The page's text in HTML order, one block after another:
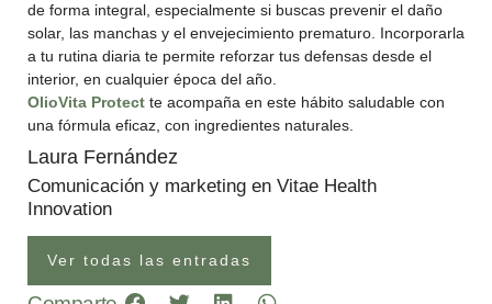
de forma integral, especialmente si buscas prevenir el daño
solar, las manchas y el envejecimiento prematuro. Incorporarla
a tu rutina diaria te permite reforzar tus defensas desde el
interior, en cualquier época del año.
OlioVita Protect te acompaña en este hábito saludable con
una fórmula eficaz, con ingredientes naturales.
Laura Fernández
Comunicación y marketing en Vitae Health
Innovation
Ver todas las entradas